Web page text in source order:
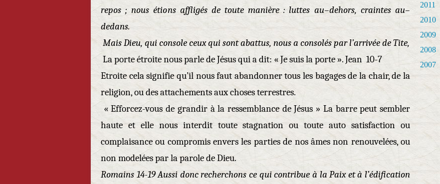
repos ; nous étions affligés de toute manière : luttes au–dehors, craintes au–
dedans.
Mais Dieu, qui console ceux qui sont abattus, nous a consolés par l’arrivée de Tite,
La porte étroite nous parle de Jésus qui a dit: « Je suis la porte ». Jean 10-7
Etroite cela signifie qu’il nous faut abandonner tous les bagages de la chair, de la
religion, ou des attachements aux choses terrestres.
« Efforcez-vous de grandir à la ressemblance de Jésus » La barre peut sembler
haute et elle nous interdit toute stagnation ou toute auto satisfaction ou
complaisance ou compromis envers les parties de nos âmes non renouvelées, ou
non modelées par la parole de Dieu.
Romains 14-19 Aussi donc recherchons ce qui contribue à la Paix et à l’édification
2011
2010
2009
2008
2007